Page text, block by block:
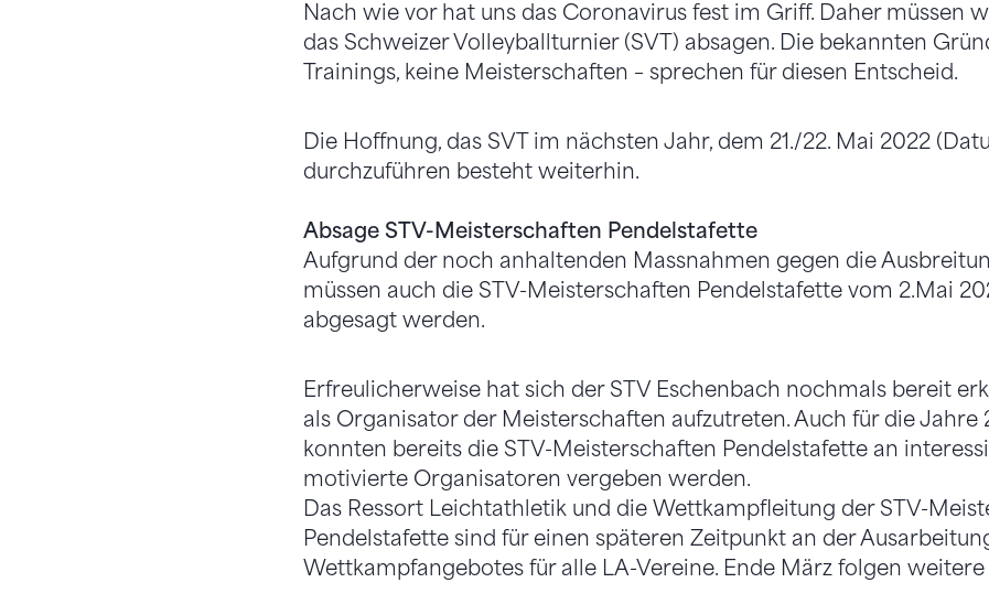
Nach wie vor hat uns das Coronavirus fest im Griff. Daher müssen
das Schweizer Volleyballturnier (SVT) absagen. Die bekannten
Trainings, keine Meisterschaften – sprechen für diesen Entscheid.
Die Hoffnung, das SVT im nächsten Jahr, dem 21./22. Mai 2022
durchzuführen besteht weiterhin.
Absage STV-Meisterschaften Pendelstafette
Aufgrund der noch anhaltenden Massnahmen gegen die
müssen auch die STV-Meisterschaften Pendelstafette vom 2.Mai
abgesagt werden.
Erfreulicherweise hat sich der STV Eschenbach nochmals bereit
als Organisator der Meisterschaften aufzutreten. Auch für die Jahre
konnten bereits die STV-Meisterschaften Pendelstafette an
motivierte Organisatoren vergeben werden.
Das Ressort Leichtathletik und die Wettkampfleitung der STV-
Pendelstafette sind für einen späteren Zeitpunkt an der
Wettkampfangebotes für alle LA-Vereine. Ende März folgen